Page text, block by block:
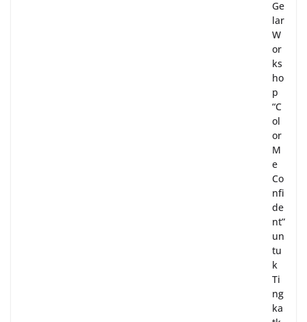
Ge
lar
W
or
ks
ho
p
“C
ol
or
M
e
Co
nfi
de
nt”
un
tu
k
Ti
ng
ka